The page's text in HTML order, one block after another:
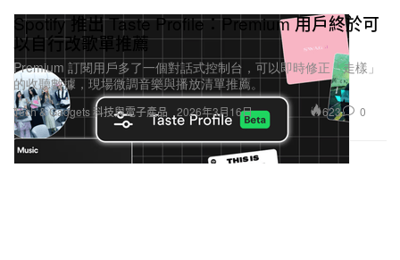
Tech & Gadgets 科技與電子產品
Spotify 推出 Taste Profile：Premium 用戶終於可
以自行改歌單推薦
Premium 訂閱用戶多了一個對話式控制台，可以即時修正「走樣」
的收聽數據，現場微調音樂與播放清單推薦。
2026年3月16日 623 0